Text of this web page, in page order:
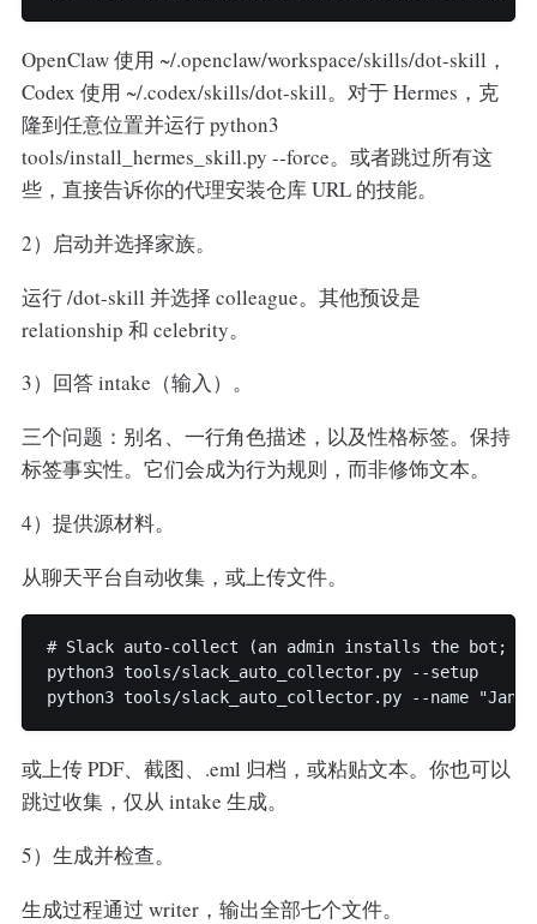
OpenClaw 使用 ~/.openclaw/workspace/skills/dot-skill，
Codex 使用 ~/.codex/skills/dot-skill。对于 Hermes，克
隆到任意位置并运行 python3
tools/install_hermes_skill.py --force。或者跳过所有这
些，直接告诉你的代理安装仓库 URL 的技能。
2）启动并选择家族。
运行 /dot-skill 并选择 colleague。其他预设是
relationship 和 celebrity。
3）回答 intake（输入）。
三个问题：别名、一行角色描述，以及性格标签。保持
标签事实性。它们会成为行为规则，而非修饰文本。
4）提供源材料。
从聊天平台自动收集，或上传文件。
# Slack auto-collect (an admin installs the bot;
python3 tools/slack_auto_collector.py --setup
python3 tools/slack_auto_collector.py --name "Jane
或上传 PDF、截图、.eml 归档，或粘贴文本。你也可以
跳过收集，仅从 intake 生成。
5）生成并检查。
生成过程通过 writer，输出全部七个文件。